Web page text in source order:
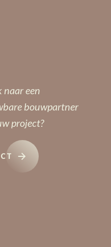
naar een
bouwpartner
project?